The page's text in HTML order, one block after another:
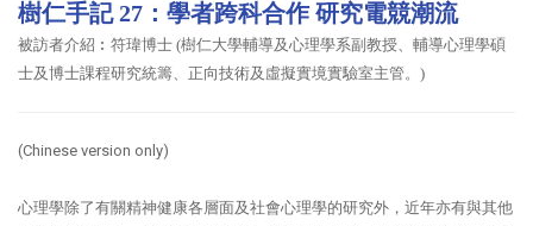
樹仁手記 27： 學者跨科合作 研究電競潮流
被訪者介紹︰ 符瑋博士 (樹仁大學輔導及心理學系副教授、輔導心理學碩
士及博士課程研究統籌、正向技術及虛擬實境實驗室主管。)
(Chinese version only)
心理學除了有關精神健康各層面及社會心理學的研究外，近年亦有與其他